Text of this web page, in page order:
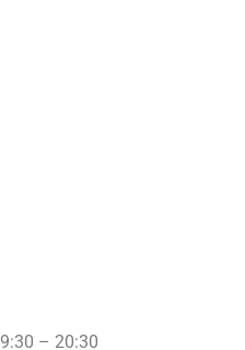
9:30 – 20:30